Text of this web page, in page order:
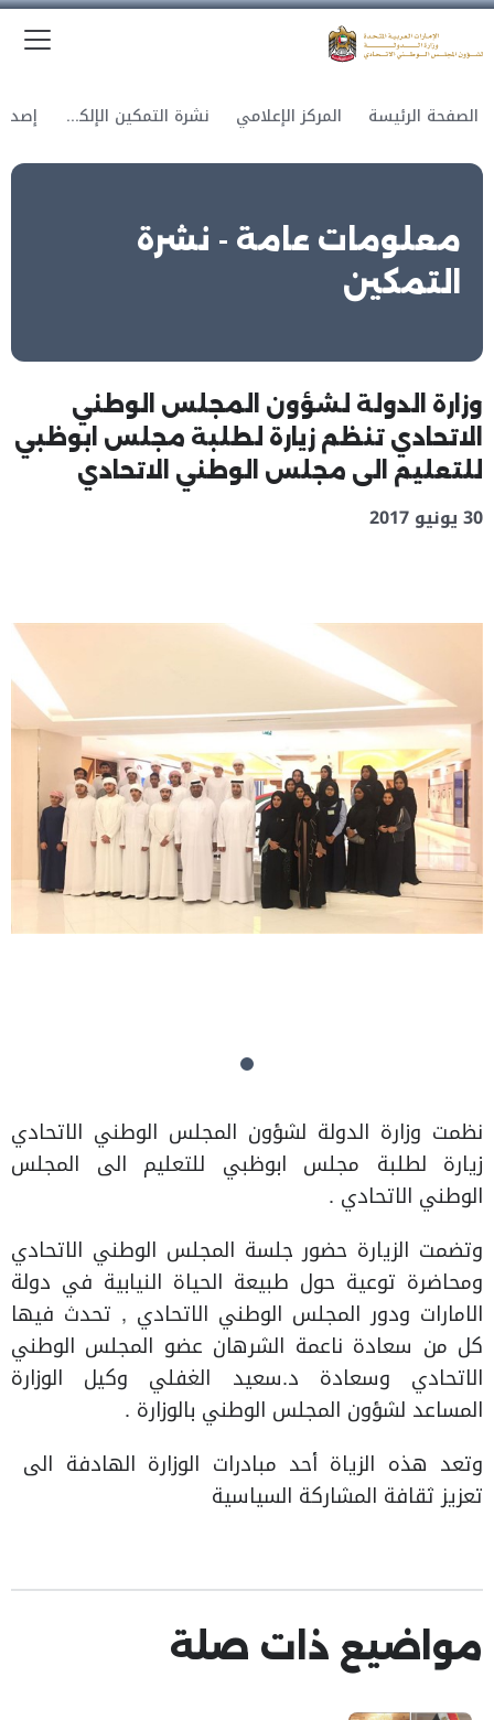
الصفحة الرئيسة المركز الإعلامي نشرة التمكين الإلكترونية
معلومات عامة - نشرة
التمكين
وزارة الدولة لشؤون المجلس الوطني
الاتحادي تنظم زيارة لطلبة مجلس ابوظبي
للتعليم الى مجلس الوطني الاتحادي
30 يونيو 2017
نظمت وزارة الدولة لشؤون المجلس الوطني الاتحادي
زيارة لطلبة مجلس ابوظبي للتعليم الى المجلس
الوطني الاتحادي .
وتضمت الزيارة حضور جلسة المجلس الوطني الاتحادي
ومحاضرة توعية حول طبيعة الحياة النيابية في دولة
الامارات ودور المجلس الوطني الاتحادي , تحدث فيها
كل من سعادة ناعمة الشرهان عضو المجلس الوطني
الاتحادي وسعادة د.سعيد الغفلي وكيل الوزارة
المساعد لشؤون المجلس الوطني بالوزارة .
وتعد هذه الزياة أحد مبادرات الوزارة الهادفة الى
تعزيز ثقافة المشاركة السياسية
مواضيع ذات صلة